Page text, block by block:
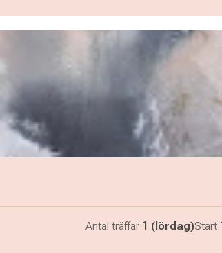
Antal träffar:1 (lördag)Start: